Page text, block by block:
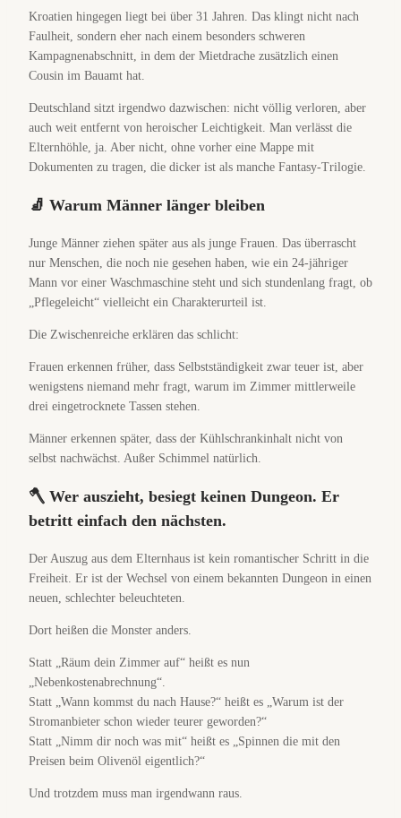
Kroatien hingegen liegt bei über 31 Jahren. Das klingt nicht nach
Faulheit, sondern eher nach einem besonders schweren
Kampagnenabschnitt, in dem der Mietdrache zusätzlich einen
Cousin im Bauamt hat.
Deutschland sitzt irgendwo dazwischen: nicht völlig verloren, aber
auch weit entfernt von heroischer Leichtigkeit. Man verlässt die
Elternhöhle, ja. Aber nicht, ohne vorher eine Mappe mit
Dokumenten zu tragen, die dicker ist als manche Fantasy-Trilogie.
🧦 Warum Männer länger bleiben
Junge Männer ziehen später aus als junge Frauen. Das überrascht
nur Menschen, die noch nie gesehen haben, wie ein 24-jähriger
Mann vor einer Waschmaschine steht und sich stundenlang fragt, ob
„Pflegeleicht“ vielleicht ein Charakterurteil ist.
Die Zwischenreiche erklären das schlicht:
Frauen erkennen früher, dass Selbstständigkeit zwar teuer ist, aber
wenigstens niemand mehr fragt, warum im Zimmer mittlerweile
drei eingetrocknete Tassen stehen.
Männer erkennen später, dass der Kühlschrankinhalt nicht von
selbst nachwächst. Außer Schimmel natürlich.
🪓 Wer auszieht, besiegt keinen Dungeon. Er
betritt einfach den nächsten.
Der Auszug aus dem Elternhaus ist kein romantischer Schritt in die
Freiheit. Er ist der Wechsel von einem bekannten Dungeon in einen
neuen, schlechter beleuchteten.
Dort heißen die Monster anders.
Statt „Räum dein Zimmer auf“ heißt es nun
„Nebenkostenabrechnung“.
Statt „Wann kommst du nach Hause?“ heißt es „Warum ist der
Stromanbieter schon wieder teurer geworden?“
Statt „Nimm dir noch was mit“ heißt es „Spinnen die mit den
Preisen beim Olivenöl eigentlich?“
Und trotzdem muss man irgendwann raus.